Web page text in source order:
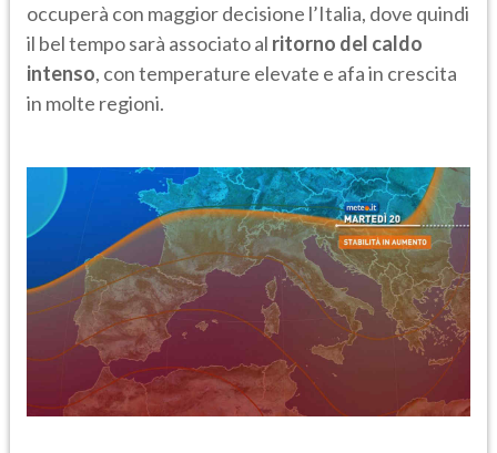
occuperà con maggior decisione l’Italia, dove quindi
il bel tempo sarà associato al ritorno del caldo
intenso, con temperature elevate e afa in crescita
in molte regioni.